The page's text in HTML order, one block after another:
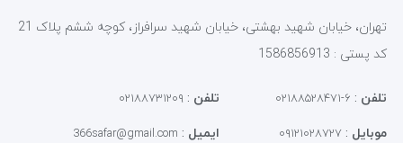
تهران، خیابان شهید بهشتی، خیابان شهید سرافراز، کوچه ششم پلاک 21
کد پستی : 1586856913
تلفن : ۶-۰۲۱۸۸۵۲۸۴۷۱ تلفن : ۰۲۱۸۸۷۳۱۲۰۹
موبایل : ۰۹۱۲۱۰۲۸۷۲۷ ایمیل :
366safar@gmail.com